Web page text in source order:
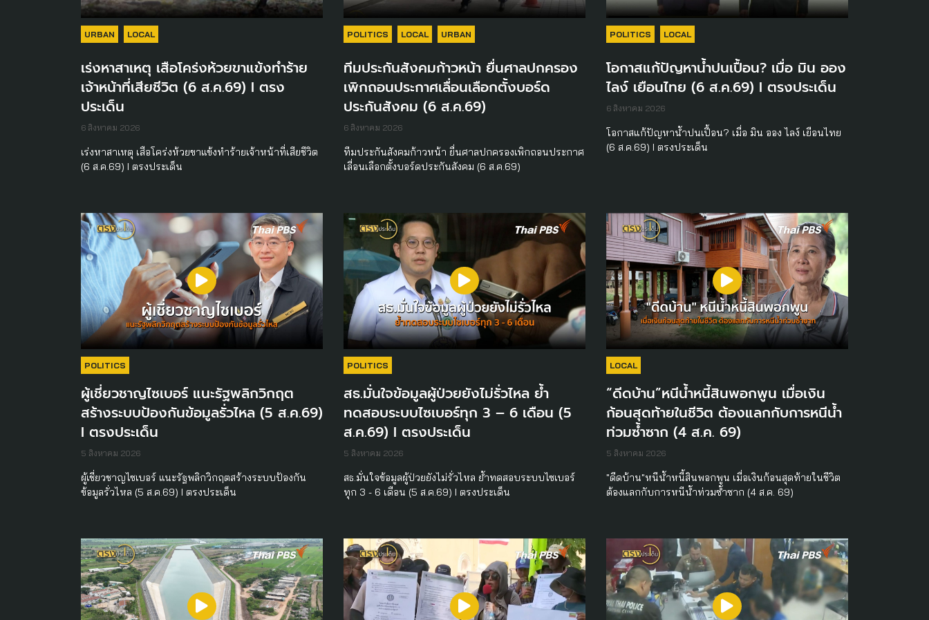
URBAN LOCAL
เร่งหาสาเหตุ เสือโคร่งห้วยขาแข้งทำร้าย
เจ้าหน้าที่เสียชีวิต (6 ส.ค.69) I ตรง
ประเด็น
6 สิงหาคม 2026
เร่งหาสาเหตุ เสือโคร่งห้วยขาแข้งทำร้ายเจ้าหน้าที่เสียชีวิต
(6 ส.ค.69) I ตรงประเด็น
POLITICS LOCAL URBAN
ทีมประกันสังคมก้าวหน้า ยื่นศาลปกครอง
เพิกถอนประกาศเลื่อนเลือกตั้งบอร์ด
ประกันสังคม (6 ส.ค.69)
6 สิงหาคม 2026
ทีมประกันสังคมก้าวหน้า ยื่นศาลปกครองเพิกถอนประกาศ
เลื่อนเลือกตั้งบอร์ดประกันสังคม (6 ส.ค.69)
POLITICS LOCAL
โอกาสแก้ปัญหาน้ำปนเปื้อน? เมื่อ มิน ออง
ไลง์ เยือนไทย (6 ส.ค.69) I ตรงประเด็น
6 สิงหาคม 2026
โอกาสแก้ปัญหาน้ำปนเปื้อน? เมื่อ มิน ออง ไลง์ เยือนไทย
(6 ส.ค.69) I ตรงประเด็น
POLITICS
ผู้เชี่ยวชาญไซเบอร์ แนะรัฐพลิกวิกฤต
สร้างระบบป้องกันข้อมูลรั่วไหล (5 ส.ค.69)
I ตรงประเด็น
5 สิงหาคม 2026
ผู้เชี่ยวชาญไซเบอร์ แนะรัฐพลิกวิกฤตสร้างระบบป้องกัน
ข้อมูลรั่วไหล (5 ส.ค.69) I ตรงประเด็น
POLITICS
สธ.มั่นใจข้อมูลผู้ป่วยยังไม่รั่วไหล ย้ำ
ทดสอบระบบไซเบอร์ทุก 3 – 6 เดือน (5
ส.ค.69) I ตรงประเด็น
5 สิงหาคม 2026
สธ.มั่นใจข้อมูลผู้ป่วยยังไม่รั่วไหล ย้ำทดสอบระบบไซเบอร์
ทุก 3 - 6 เดือน (5 ส.ค.69) I ตรงประเด็น
LOCAL
“ดีดบ้าน”หนีน้ำหนี้สินพอกพูน เมื่อเงิน
ก้อนสุดท้ายในชีวิต ต้องแลกกับการหนีน้ำ
ท่วมซ้ำซาก (4 ส.ค. 69)
5 สิงหาคม 2026
"ดีดบ้าน"หนีน้ำหนี้สินพอกพูน เมื่อเงินก้อนสุดท้ายในชีวิต
ต้องแลกกับการหนีน้ำท่วมซ้ำซาก (4 ส.ค. 69)